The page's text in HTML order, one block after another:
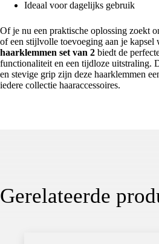
Ideaal voor dagelijks gebruik
Of je nu een praktische oplossing zoekt
of een stijlvolle toevoeging aan je kapsel
haarklemmen set van 2 biedt de
functionaliteit en een tijdloze uitstraling.
en stevige grip zijn deze haarklemmen
iedere collectie haaraccessoires.
Gerelateerde